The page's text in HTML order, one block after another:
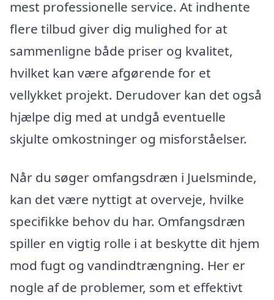
mest professionelle service. At indhente
flere tilbud giver dig mulighed for at
sammenligne både priser og kvalitet,
hvilket kan være afgørende for et
vellykket projekt. Derudover kan det også
hjælpe dig med at undgå eventuelle
skjulte omkostninger og misforståelser.
Når du søger omfangsdræn i Juelsminde,
kan det være nyttigt at overveje, hvilke
specifikke behov du har. Omfangsdræn
spiller en vigtig rolle i at beskytte dit hjem
mod fugt og vandindtrængning. Her er
nogle af de problemer, som et effektivt